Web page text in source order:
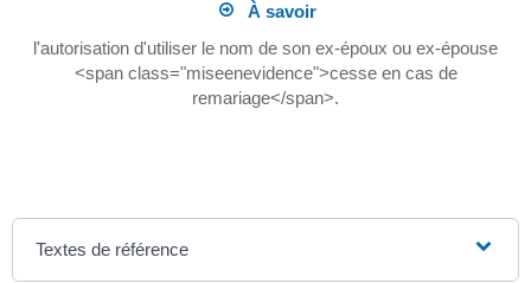
À savoir
l'autorisation d'utiliser le nom de son ex-époux ou ex-épouse
<span class="miseenevidence">cesse en cas de
remariage</span>.
Textes de référence